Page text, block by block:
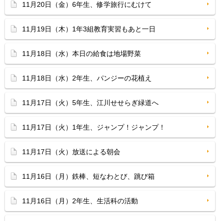
11月20日（金）6年生、修学旅行にむけて
11月19日（木）1年3組教育実習もあと一日
11月18日（水）本日の給食は地場野菜
11月18日（水）2年生、パンジーの花植え
11月17日（火）5年生、江川せせらぎ緑道へ
11月17日（火）1年生、ジャンプ！ジャンプ！
11月17日（火）放送による朝会
11月16日（月）鉄棒、短なわとび、跳び箱
11月16日（月）2年生、生活科の活動